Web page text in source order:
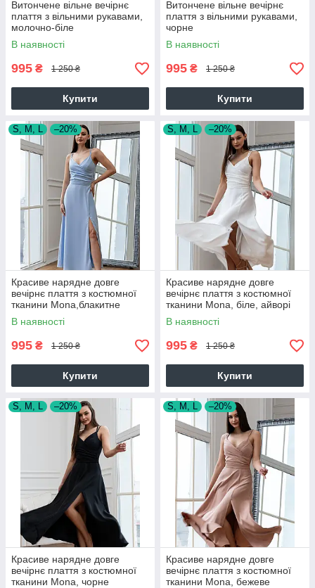
Витончене вільне вечірнє
плаття з вільними рукавами,
молочно-біле
В наявності
995 ₴ 1 250 ₴
Купити
Витончене вільне вечірнє
плаття з вільними рукавами,
чорне
В наявності
995 ₴ 1 250 ₴
Купити
S, M, L –20%
Красиве нарядне довге
вечірнє плаття з костюмної
тканини Mona,блакитне
В наявності
995 ₴ 1 250 ₴
Купити
S, M, L –20%
Красиве нарядне довге
вечірнє плаття з костюмної
тканини Mona, біле, айворі
В наявності
995 ₴ 1 250 ₴
Купити
S, M, L –20%
Красиве нарядне довге
вечірнє плаття з костюмної
тканини Mona, чорне
S, M, L –20%
Красиве нарядне довге
вечірнє плаття з костюмної
тканини Mona, бежеве